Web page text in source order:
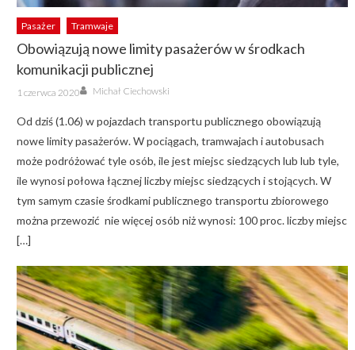
Pasażer Tramwaje
Obowiązują nowe limity pasażerów w środkach
komunikacji publicznej
Posted
on
1 czerwca 2020 Author
Michał Ciechowski
Od dziś (1.06) w pojazdach transportu publicznego obowiązują
nowe limity pasażerów. W pociągach, tramwajach i autobusach
może podróżować tyle osób, ile jest miejsc siedzących lub lub tyle,
ile wynosi połowa łącznej liczby miejsc siedzących i stojących. W
tym samym czasie środkami publicznego transportu zbiorowego
można przewozić nie więcej osób niż wynosi: 100 proc. liczby miejsc
[…]